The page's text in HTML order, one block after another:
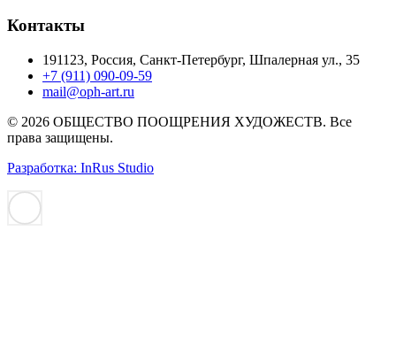
Контакты
191123, Россия, Санкт-Петербург, Шпалерная ул., 35
+7 (911) 090-09-59
mail@oph-art.ru
© 2026 ОБЩЕСТВО ПООЩРЕНИЯ ХУДОЖЕСТВ. Все
права защищены.
Разработка: InRus Studio